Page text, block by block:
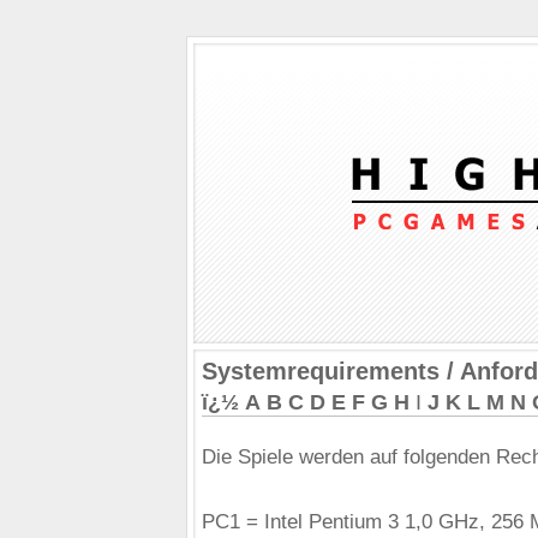
Systemrequirements /
ï¿½ A B C D E F G H I J K L M N
Die Spiele werden auf folgenden
PC1 = Intel Pentium 3 1,0 GHz, 256